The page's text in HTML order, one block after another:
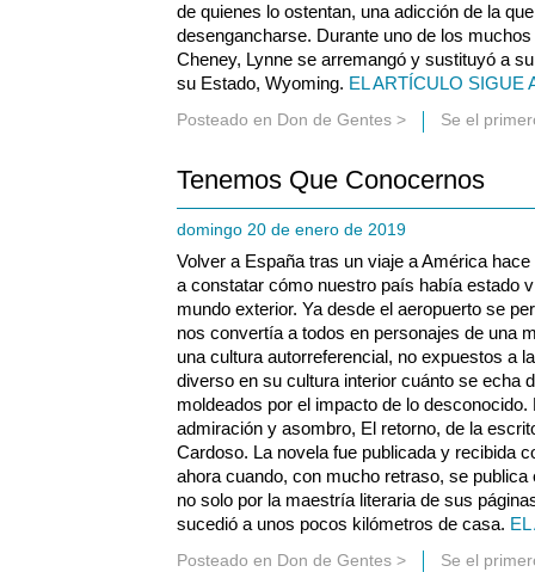
de quienes lo ostentan, una adicción de la
desengancharse. Durante uno de los
Cheney, Lynne se arremangó y sustituyó a
su Estado, Wyoming. EL ARTÍCULO SIGUE
Posteado en Don de Gentes > Se el
Tenemos Que Conocernos
domingo 20 de enero de 2019
Volver a España tras un viaje a América
a constatar cómo nuestro país había estado
mundo exterior. Ya desde el aeropuerto se
nos convertía a todos en personajes de una
una cultura autorreferencial, no expuestos a
diverso en su cultura interior cuánto se echa
moldeados por el impacto de lo
admiración y asombro, El retorno, de la
Cardoso. La novela fue publicada y recibida
ahora cuando, con mucho retraso, se
no solo por la maestría literaria de sus
sucedió a unos pocos kilómetros de casa.
Posteado en Don de Gentes > Se el